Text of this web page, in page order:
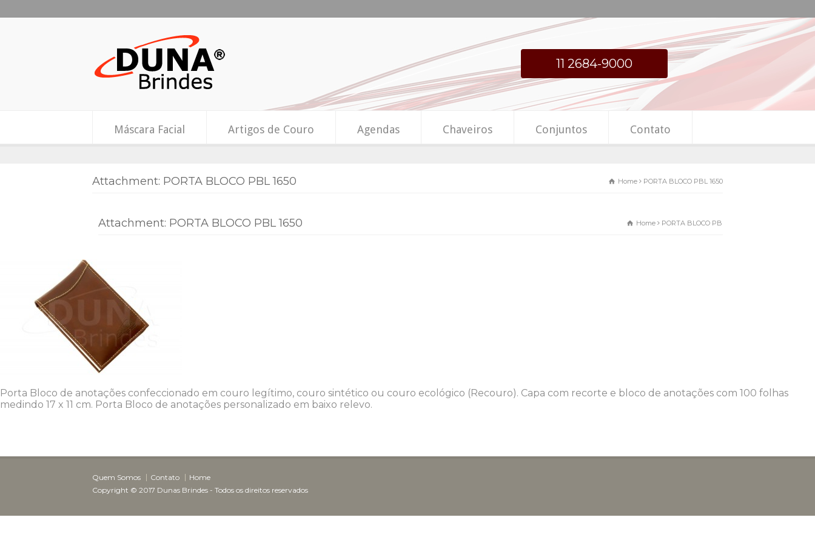
11 2684-9000
Máscara Facial Artigos de Couro Agendas Chaveiros Conjuntos Contato
Attachment: PORTA BLOCO PBL 1650 Home PORTA BLOCO PBL 1650
Attachment: PORTA BLOCO PBL 1650 Home PORTA BLOCO PBL 1650
Porta Bloco de anotações confeccionado em couro legítimo, couro sintético ou couro ecológico (Recouro). Capa com recorte e bloco de anotações com 100 folhas
medindo 17 x 11 cm. Porta Bloco de anotações personalizado em baixo relevo.
Quem Somos Contato
Home
Copyright © 2017 Dunas Brindes - Todos os direitos reservados